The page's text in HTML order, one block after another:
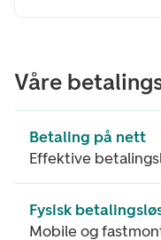
Våre
Betaling på nett
Effektive
Fysisk
Mobile og